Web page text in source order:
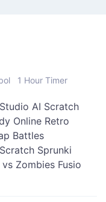
1 Hour Timer
AI Scratch
Online Retro
Battles
Scratch Sprunki
vs Zombies Fusio